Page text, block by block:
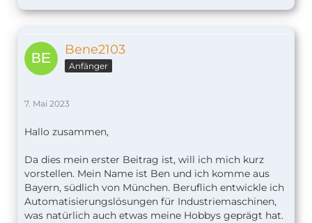
Bene2103
Anfänger
7. Mai 2023
Hallo zusammen,
Da dies mein erster Beitrag ist, will ich mich kurz
vorstellen. Mein Name ist Ben und ich komme aus
Bayern, südlich von München. Beruflich entwickle ich
Automatisierungslösungen für Industriemaschinen,
was natürlich auch etwas meine Hobbys geprägt hat.